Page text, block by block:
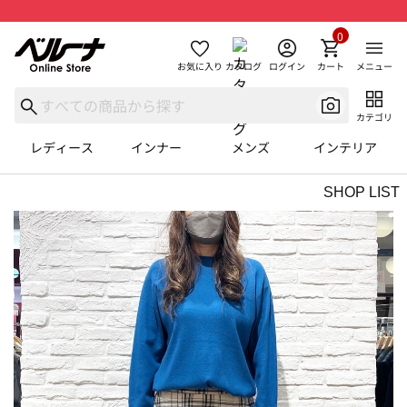
お気に入り カタログ ログイン カート
0
メニュー
カテゴリ
レディース インナー メンズ インテリア
SHOP LIST